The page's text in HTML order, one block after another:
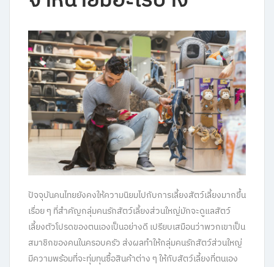
ปัจจุบันคนไทยยังคงให้ความนิยมไปกับการเลี้ยงสัตว์เลี้ยงมากขึ้น
เรื่อย ๆ ที่สำคัญกลุ่มคนรักสัตว์เลี้ยงส่วนใหญ่มักจะดูแลสัตว์
เลี้ยงตัวโปรดของตนเองเป็นอย่างดี เปรียบเสมือนว่าพวกเขาเป็น
สมาชิกของคนในครอบครัว ส่งผลทำให้กลุ่มคนรักสัตว์ส่วนใหญ่
มีความพร้อมที่จะทุ่มทุนซื้อสินค้าต่าง ๆ ให้กับสัตว์เลี้ยงที่ตนเอง